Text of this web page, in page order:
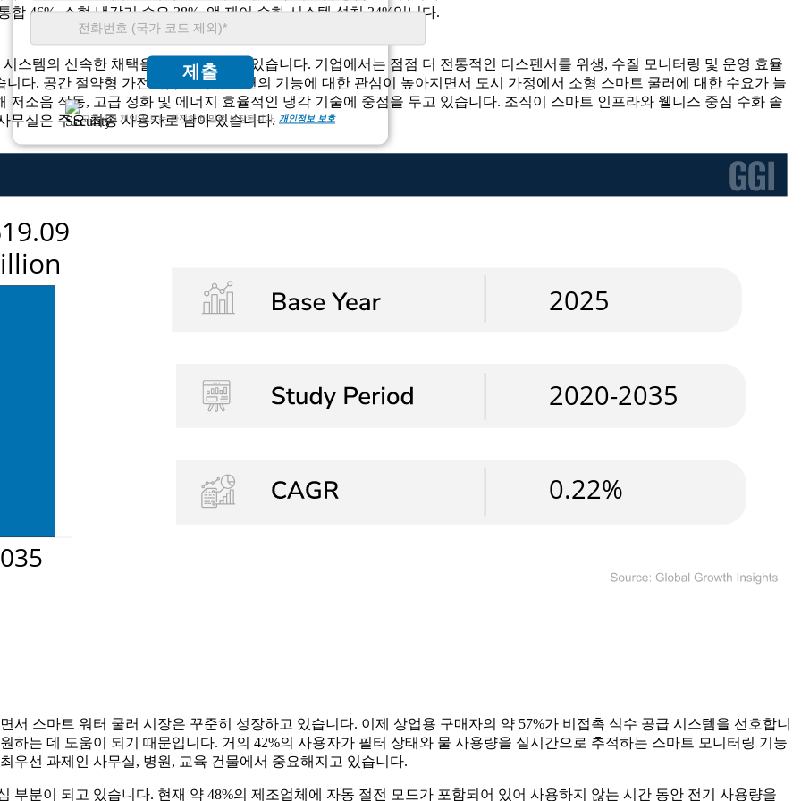
제출
고객님의 개인 정보는 완전히 비밀로 보장됩니다. 개인정보 보호
46%, 소형 냉각기 수요 38%, 앱 제어 수화 시스템 설치 34%입니다.
스템의 신속한 채택을 통해 발전하고 있습니다. 기업에서는 점점 더 전통적인 디스펜서를 위생, 수질 모니터링 및 운영 효율
다. 공간 절약형 가전제품과 디지털 편의 기능에 대한 관심이 높아지면서 도시 가정에서 소형 스마트 쿨러에 대한 수요가 늘
소음 작동, 고급 정화 및 에너지 효율적인 냉각 기술에 중점을 두고 있습니다. 조직이 스마트 인프라와 웰니스 중심 수화 솔
무실은 주요 최종 사용자로 남아 있습니다.
스마트 워터 쿨러 시장은 꾸준히 성장하고 있습니다. 이제 상업용 구매자의 약 57%가 비접촉 식수 공급 시스템을 선호합니
하는 데 도움이 되기 때문입니다. 거의 42%의 사용자가 필터 상태와 물 사용량을 실시간으로 추적하는 스마트 모니터링 기능
우선 과제인 사무실, 병원, 교육 건물에서 중요해지고 있습니다.
부분이 되고 있습니다. 현재 약 48%의 제조업체에 자동 절전 모드가 포함되어 있어 사용하지 않는 시간 동안 전기 사용량을